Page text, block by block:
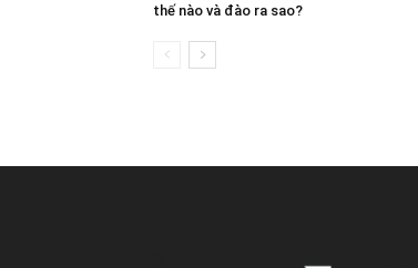
thế nào và đào ra sao?